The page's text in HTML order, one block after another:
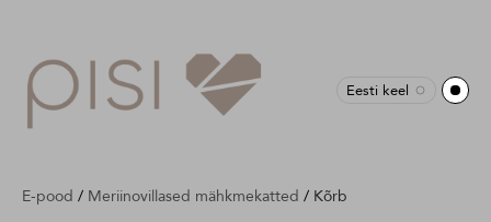
Eesti keel
E-pood / Meriinovillased mähkmekatted / Kõrb